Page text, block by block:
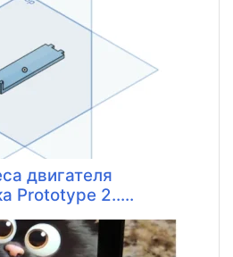
двигателя
Prototype 2.....